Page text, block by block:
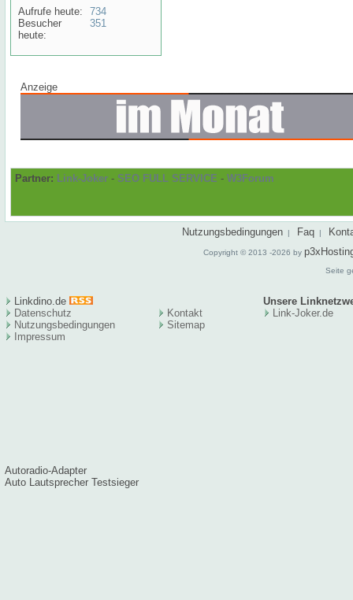
Aufrufe heute:
Besucher
heute:
734
351
Anzeige
Partner: Link-Joker - SEO FULL SERVICE - W3Forum
Nutzungsbedingungen | Faq |
Copyright © 2013 -2026 by
Seite
Linkdino.de
Unsere
Datenschutz
Nutzungsbedingungen
Impressum
Kontakt
Sitemap
Link-Joker.de
Autoradio-Adapter
Auto Lautsprecher Testsieger